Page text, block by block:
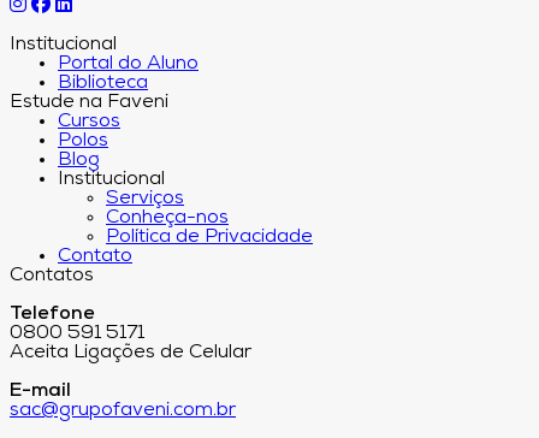
Institucional
Portal do Aluno
Biblioteca
Estude na Faveni
Cursos
Polos
Blog
Institucional
Serviços
Conheça-nos
Política de Privacidade
Contato
Contatos
Telefone
0800 591 5171
Aceita Ligações de Celular
E-mail
sac@grupofaveni.com.br